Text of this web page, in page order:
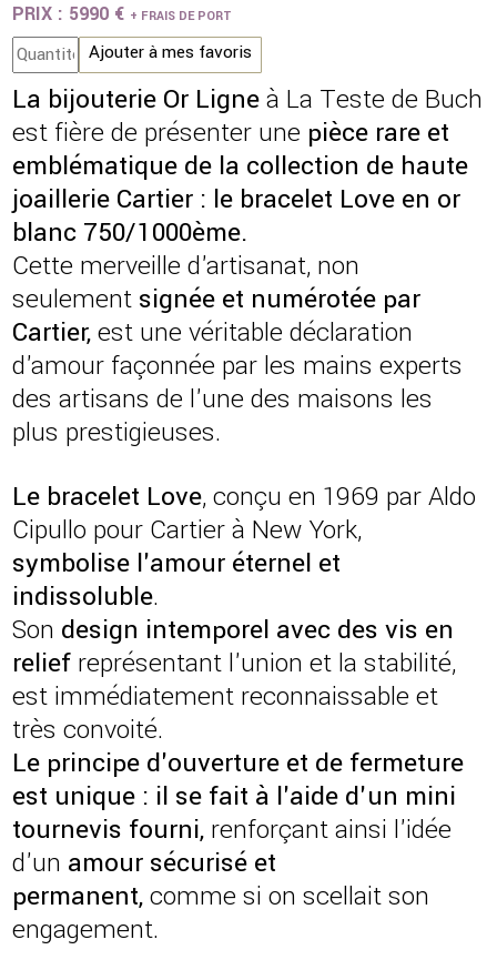
PRIX : 5990 € + FRAIS DE PORT
Ajouter à mes favoris
La bijouterie Or Ligneà La Teste de Buch
est fière de présenter une pièce rare et
emblématique de la collection de haute
joaillerie Cartier : le bracelet Love en or
blanc 750/1000ème.
Cette merveille d'artisanat, non
seulement signée et numérotée par
Cartier,est une véritable déclaration
d'amour façonnée par les mains experts
des artisans de l'une des maisons les
plus prestigieuses.
Le bracelet Love, conçu en 1969 par Aldo
Cipullo pour Cartier à New York,
symbolise l'amour éternel et
indissoluble.
Son design intemporel avec des vis en
relief représentant l'union et la stabilité,
est immédiatement reconnaissable et
très convoité.
Le principe d'ouverture et de fermeture
est unique : il se fait à l'aide d'un mini
tournevis fourni, renforçant ainsi l'idée
d'un amour sécurisé et
permanent,comme si on scellait son
engagement.